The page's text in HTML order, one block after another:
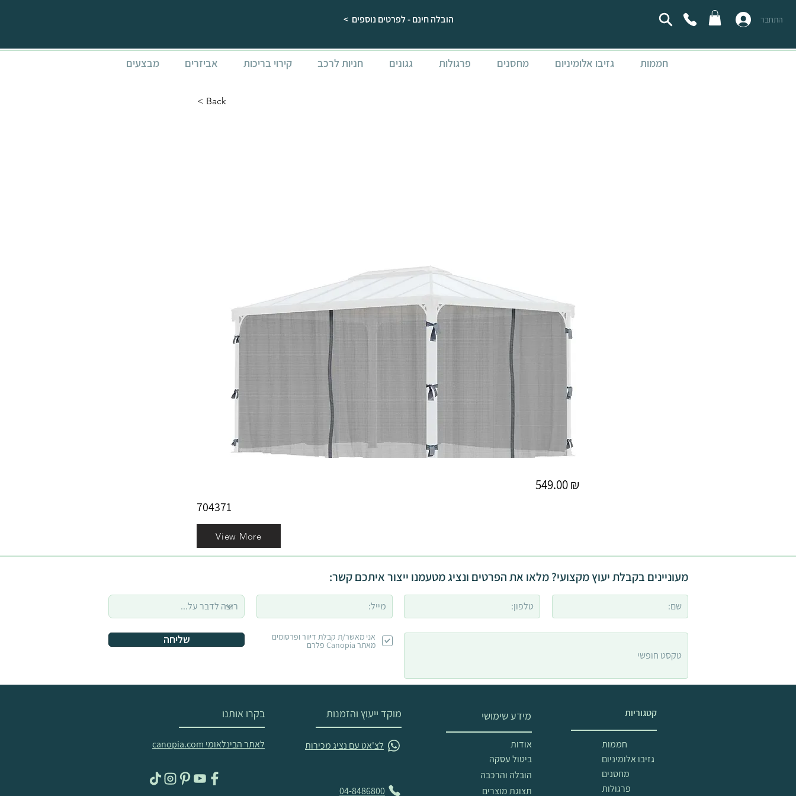
הובלה חינם - לפרטים נוספים > התחבר
חממות גזיבו אלומיניום מחסנים פרגולות גגונים חניות לרכב קירוי בריכות אביזרים מבצעים
< Back
704371
549.00 ₪
View More
מעוניינים בקבלת יעוץ מקצועי? מלאו את הפרטים ונציג מטעמנו ייצור איתכם קשר:
שליחה אני מאשר/ת קבלת דיוור ופרסומים
מאתר Canopia פלרם
בקרו אותנו
לאתר הבינלאומי canopia.com
מוקד ייעוץ והזמנות
לצ'אט עם נציג מכירות
04-8486800
מידע שימושי
אודות
ביטול עסקה
הובלה והרכבה
תצוגת מוצרים
קטגוריות
חממות
גזיבו אלומיניום
מחסנים
פרגולות